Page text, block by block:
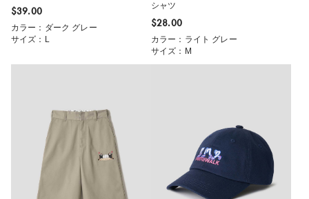
$‌39.00
カラー：ダーク グレー
サイズ：L
シャツ
$‌28.00
カラー：ライト グレー
サイズ：M